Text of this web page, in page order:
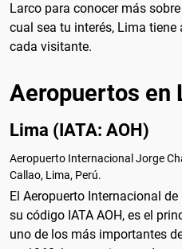
Larco para conocer más
cual sea tu interés, Lima
cada visitante.
Aeropuertos en
Lima (IATA: AOH)
Aeropuerto Internacional Jorge
Callao, Lima, Perú.
El Aeropuerto Internacional
su código IATA AOH, es el
uno de los más importantes